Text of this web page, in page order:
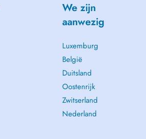
We zijn
aanwezig
Luxemburg
België
Duitsland
Oostenrijk
Zwitserland
Nederland